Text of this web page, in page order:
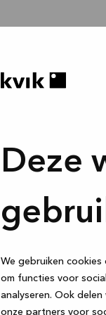
Deze
We gebruiken
om functies voor
analyseren. Ook
onze partners voor